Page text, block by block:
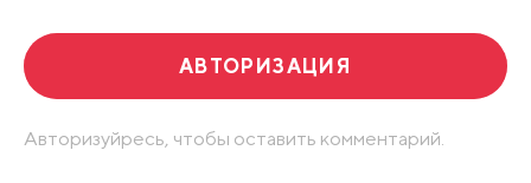
АВТОРИЗАЦИЯ
Авторизуйресь, чтобы оставить комментарий.